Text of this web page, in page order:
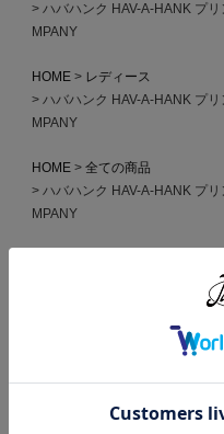
ハバハンク HAV-A-HANK プ
MPANY
HOME
レディース
ハバハンク HAV-A-HANK プ
MPANY
HOME
全ての商品
ハバハンク HAV-A-HANK プ
MPANY
ハバハンク HAV-A-HANK プ
ブランドから選ぶ
B